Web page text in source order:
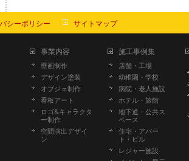
シーポリシー サイトマップ
事業内容
壁画制作
デザイン塗装
オブジェ制作
看板アート
ロゴ&キャラクタ
ー制作
空間演出デザイ
ン
施工事例集
店舗・工場
幼稚園・学校
病院・老人施設
ホテル・旅館
地下道・公共ス
ペース
住宅・アパー
ト・ビル
レジャー施設